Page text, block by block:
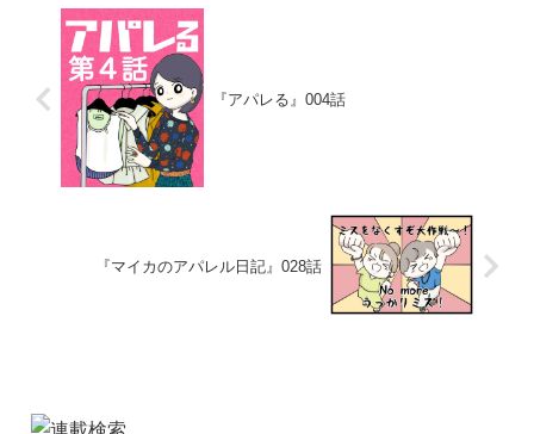
『アパレる』004話
『マイカのアパレル日記』028話